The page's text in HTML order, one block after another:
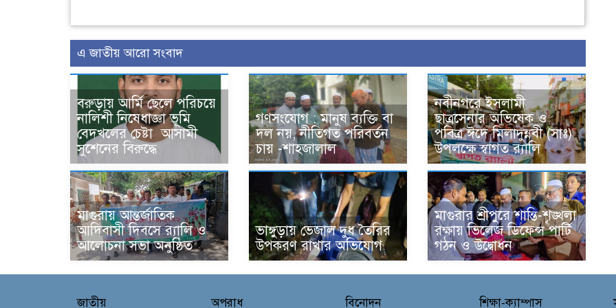
এ জাতীয় আরো সংবাদ
বরুড়ায় আর্মি ছেলে পরিচয়ে
নালিশী নিষেধাজ্ঞা ভূমি
বেদখলের চেষ্টা আসামী
সুশেনের বিরুদ্ধে
গণসংযোগ : মানুষ ব্যক্তি বা
দল নয়, নীতিগত পরিবর্তন
চায় -শাহজালাল
নবীনগরে ইসলামী
ছাত্রসেনার অভিষেক ও
পবিত্র ঈদে মিলাদুন্নবী (সাঃ)
উপলক্ষে স্বাগত র‍্যালি
মাগুরায় আন্তর্জাতিক
আদিবাসী দিবসে র‍্যালি ও
আলোচনা সভা অনুষ্ঠিত
ভাঙ্গুড়ায় ভেজাল দুধ তৈরির
উপকরণ রাখার অভিযোগ
মাগুরার শ্রীপুরে শান্তি-শৃঙ্খলা
রক্ষায় ভিলেজ ডিফেন্স পার্টি
গঠন ও উদ্বোধন
জাতীয় অপরাধ বিনোদন শিক্ষা-ক্যাম্পাস